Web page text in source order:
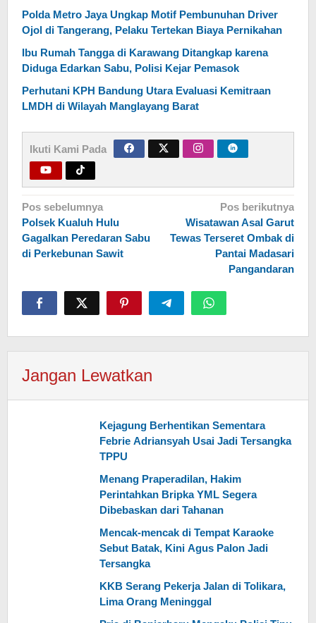
Polda Metro Jaya Ungkap Motif Pembunuhan Driver
Ojol di Tangerang, Pelaku Tertekan Biaya Pernikahan
Ibu Rumah Tangga di Karawang Ditangkap karena
Diduga Edarkan Sabu, Polisi Kejar Pemasok
Perhutani KPH Bandung Utara Evaluasi Kemitraan
LMDH di Wilayah Manglayang Barat
Ikuti Kami Pada
Navigasi
pos
Pos sebelumnya
Polsek Kualuh Hulu
Gagalkan Peredaran Sabu
di Perkebunan Sawit
Pos berikutnya
Wisatawan Asal Garut
Tewas Terseret Ombak di
Pantai Madasari
Pangandaran
Jangan Lewatkan
Kejagung Berhentikan Sementara
Febrie Adriansyah Usai Jadi Tersangka
TPPU
Menang Praperadilan, Hakim
Perintahkan Bripka YML Segera
Dibebaskan dari Tahanan
Mencak-mencak di Tempat Karaoke
Sebut Batak, Kini Agus Palon Jadi
Tersangka
KKB Serang Pekerja Jalan di Tolikara,
Lima Orang Meninggal